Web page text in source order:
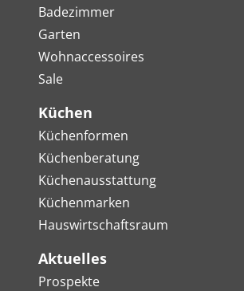
Badezimmer
Garten
Wohnaccessoires
Sale
Küchen
Küchenformen
Küchenberatung
Küchenausstattung
Küchenmarken
Hauswirtschaftsraum
Aktuelles
Prospekte